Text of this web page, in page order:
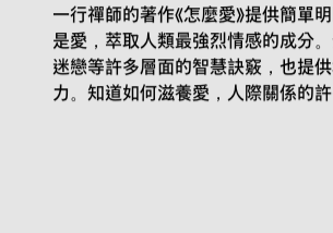
一行禪師的著作《怎麼愛》提供簡
是愛，萃取人類最強烈情感的成分
迷戀等許多層面的智慧訣竅，也提
力。知道如何滋養愛，人際關係的